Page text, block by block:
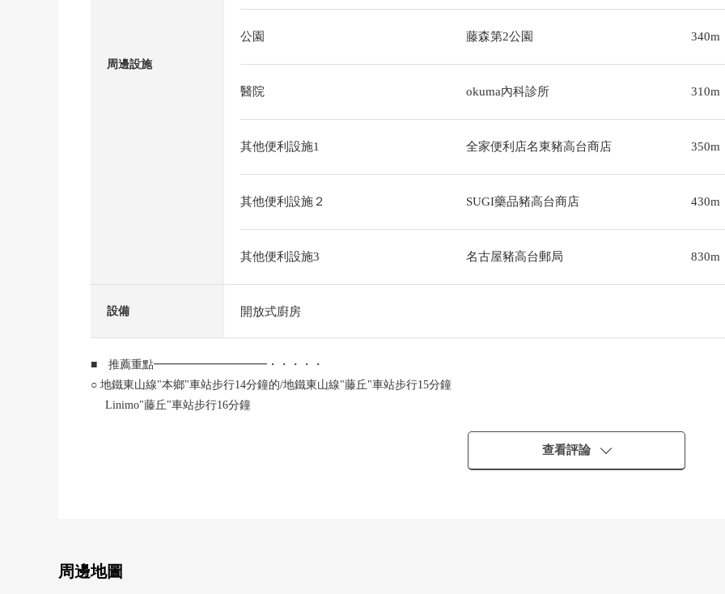
周邊設施
公園 藤森第2公園 340m
醫院 okuma內科診所 310m
其他便利設施1 全家便利店名東豬高台商店 350m
其他便利設施２ SUGI藥品豬高台商店 430m
其他便利設施3 名古屋豬高台郵局 830m
設備 開放式廚房
■ 推薦重點━━━━━━━━━━・・・・・
○ 地鐵東山線"本鄉"車站步行14分鐘的/地鐵東山線"藤丘"車站步行15分鐘
Linimo"藤丘"車站步行16分鐘
○ 一邊在開放式廚房使用注視孩子，一邊能進行家務。
查看評論
周邊地圖